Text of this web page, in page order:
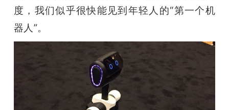
度，我们似乎很快能见到年轻人的“第一个机
器人”。